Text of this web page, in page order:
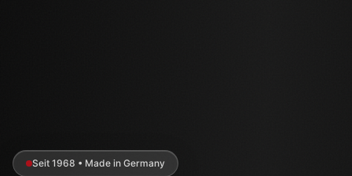
Seit 1968 • Made in Germany